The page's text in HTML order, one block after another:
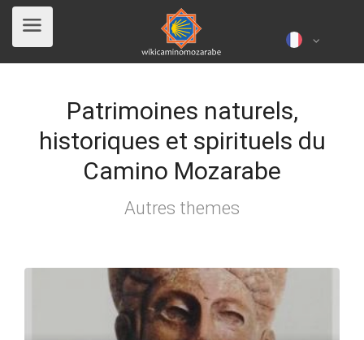
Patrimoines naturels,
historiques et spirituels du
Camino Mozarabe
Autres themes